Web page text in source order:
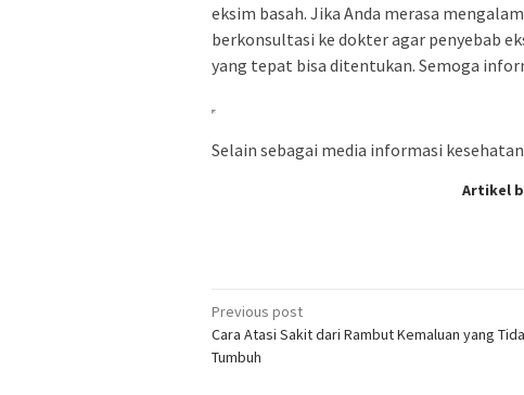
eksim basah. Jika Anda merasa
berkonsultasi ke dokter agar penyebab
yang tepat bisa ditentukan. Semoga
Selain sebagai media informasi
Artikel
Post
navigation
Previous post
Cara Atasi Sakit dari Rambut Kemaluan yang
Tumbuh